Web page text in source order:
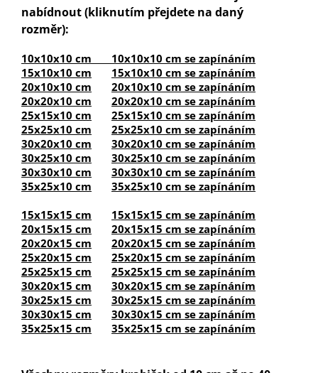
nabídnout (kliknutím přejdete na daný
rozměr):
10x10x10 cm 10x10x10 cm se zapínáním
15x10x10 cm
15x10x10 cm se zapínáním
20x10x10 cm
20x10x10 cm se zapínáním
20x20x10 cm
20x20x10 cm se zapínáním
25x15x10 cm
25x15x10 cm se zapínáním
25x25x10 cm
25x25x10 cm se zapínáním
30x20x10 cm
30x20x10 cm se zapínáním
30x25x10 cm
30x25x10 cm se zapínáním
30x30x10 cm
30x30x10 cm se zapínáním
35x25x10 cm
35x25x10 cm se zapínáním
15x15x15 cm
15x15x15 cm se zapínáním
20x15x15 cm
20x15x15 cm se zapínáním
20x20x15 cm
20x20x15 cm se zapínáním
25x20x15 cm
25x20x15 cm se zapínáním
25x25x15 cm
25x25x15 cm se zapínáním
30x20x15 cm
30x20x15 cm se zapínáním
30x25x15 cm
30x25x15 cm se zapínáním
30x30x15 cm
30x30x15 cm se zapínáním
35x25x15 cm
35x25x15 cm se zapínáním